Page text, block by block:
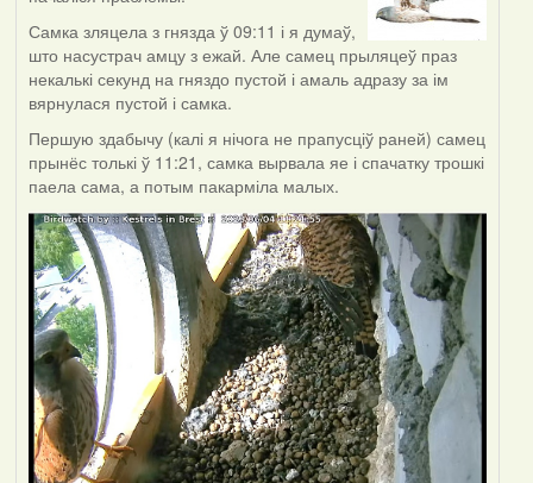
Самка зляцела з гнязда ў 09:11 і я думаў,
што насустрач амцу з ежай. Але самец прыляцеў праз
некалькі секунд на гняздо пустой і амаль адразу за ім
вярнулася пустой і самка.
Першую здабычу (калі я нічога не прапусціў раней) самец
прынёс толькі ў 11:21, самка вырвала яе і спачатку трошкі
паела сама, а потым пакарміла малых.